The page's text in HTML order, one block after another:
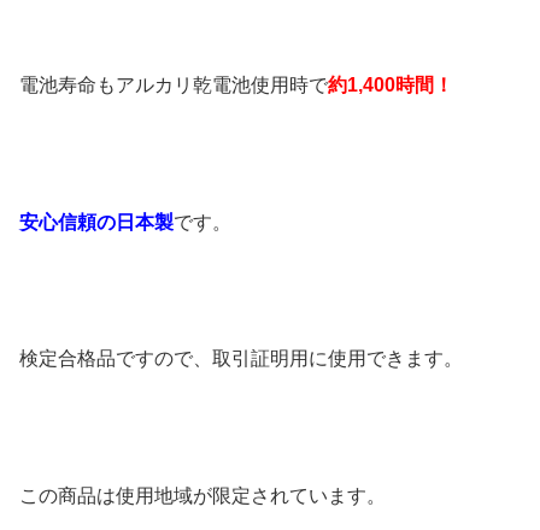
電池寿命もアルカリ乾電池使用時で約1,400時間！
安心信頼の日本製です。
検定合格品ですので、取引証明用に使用できます。
この商品は使用地域が限定されています。